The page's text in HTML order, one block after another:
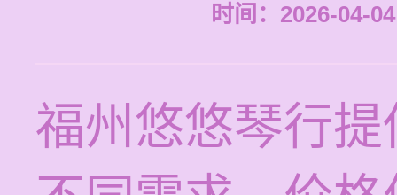
时间：2026-04-
福州悠悠琴行